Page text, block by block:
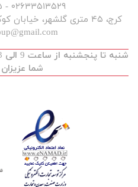
۰۲۶۳۳۵۱۳۵۲۹ - ۰۲۶۳۳۵۳۴۳۱۵
کرج، ۴۵ متری گلشهر، خیابان کوکب شرقی، عکس و فیلم مکث
شما